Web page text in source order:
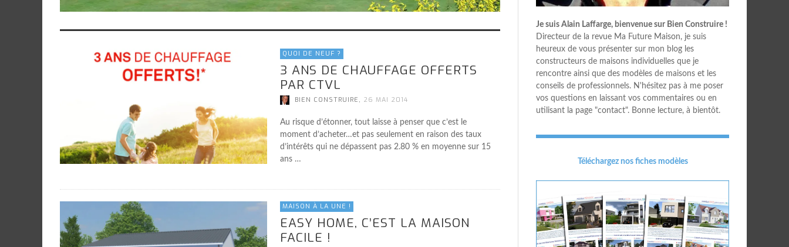
QUOI DE NEUF ?
3 ANS DE CHAUFFAGE OFFERTS
PAR CTVL
BIEN CONSTRUIRE , 26 MAI 2014
Au risque d’étonner, tout laisse à penser que c’est le
moment d’acheter…et pas seulement en raison des taux
d’intérêts qui ne dépassent pas 2.80 % en moyenne sur 15
ans …
MAISON À LA UNE !
EASY HOME, C’EST LA MAISON
FACILE !
Je suis Alain Laffarge, bienvenue sur Bien Construire !
Directeur de la revue Ma Future Maison, je suis
heureux de vous présenter sur mon blog les
constructeurs de maisons individuelles que je
rencontre ainsi que des modèles de maisons et les
conseils de professionnels. N'hésitez pas à me poser
vos questions en laissant vos commentaires ou en
utilisant la page "contact". Bonne lecture, à bientôt.
Téléchargez nos fiches modèles